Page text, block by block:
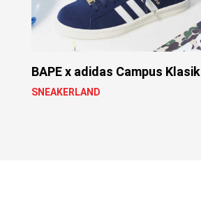
BAPE x adidas Campus Klasik
SNEAKERLAND